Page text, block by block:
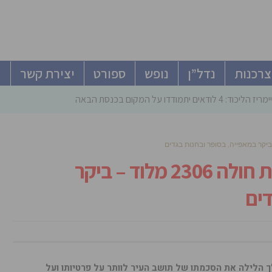
צרכנות נדל”ן נופש ספורט יצירת קשר
יתמודדו על המקום בכנסת הבאה
ראש העיר חשף בהסכמה את חולה 2306 מלוד – ביקר
הלילה את הסכמתו של תושב העיר לוותר על פרטיותו ועל